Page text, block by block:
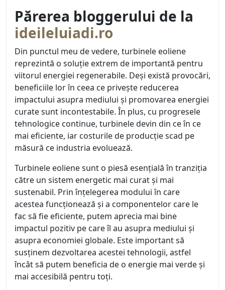
Părerea bloggerului de la
ideileluiadi.ro
Din punctul meu de vedere, turbinele eoliene
reprezintă o soluție extrem de importantă pentru
viitorul energiei regenerabile. Deși există provocări,
beneficiile lor în ceea ce privește reducerea
impactului asupra mediului și promovarea energiei
curate sunt incontestabile. În plus, cu progresele
tehnologice continue, turbinele devin din ce în ce
mai eficiente, iar costurile de producție scad pe
măsură ce industria evoluează.
Turbinele eoliene sunt o piesă esențială în tranziția
către un sistem energetic mai curat și mai
sustenabil. Prin înțelegerea modului în care
acestea funcționează și a componentelor care le
fac să fie eficiente, putem aprecia mai bine
impactul pozitiv pe care îl au asupra mediului și
asupra economiei globale. Este important să
susținem dezvoltarea acestei tehnologii, astfel
încât să putem beneficia de o energie mai verde și
mai accesibilă pentru toți.